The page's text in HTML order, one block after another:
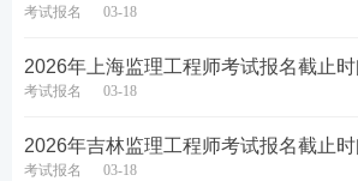
育学生信息网（学信网）进行验证/
试机构要求上传相关验证/认证报告
容。
考试报名 03-18
2026年上海监理工程师考试报名截止
考试报名 03-18
2026年吉林监理工程师考试报名截止
考试报名 03-18